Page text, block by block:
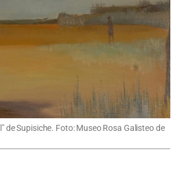
de Supisiche. Foto: Museo Rosa Galisteo de